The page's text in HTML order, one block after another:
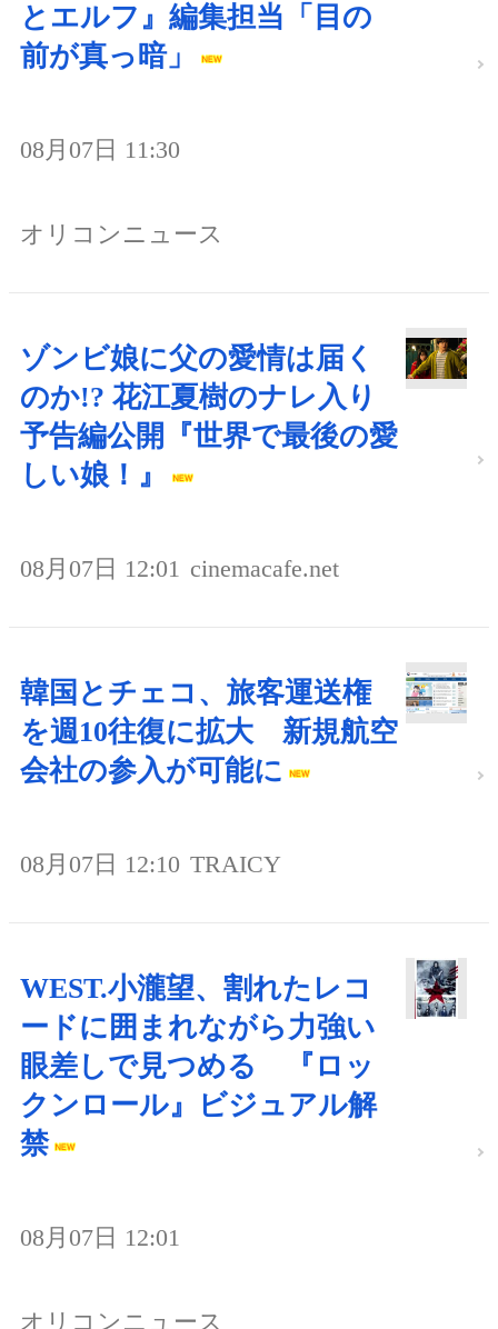
とエルフ』編集担当「目の
前が真っ暗」
08月07日 11:30
オリコンニュース
ゾンビ娘に父の愛情は届く
のか!? 花江夏樹のナレ入り
予告編公開『世界で最後の愛
しい娘！』
08月07日 12:01 cinemacafe.net
韓国とチェコ、旅客運送権
を週10往復に拡大 新規航空
会社の参入が可能に
08月07日 12:10 TRAICY
WEST.小瀧望、割れたレコ
ードに囲まれながら力強い
眼差しで見つめる 『ロッ
クンロール』ビジュアル解
禁
08月07日 12:01
オリコンニュース